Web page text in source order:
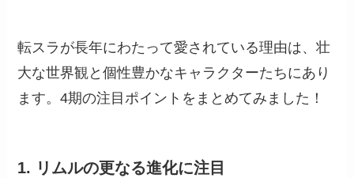
転スラが長年にわたって愛されている理由は、壮
大な世界観と個性豊かなキャラクターたちにあり
ます。4期の注目ポイントをまとめてみました！
1. リムルの更なる進化に注目